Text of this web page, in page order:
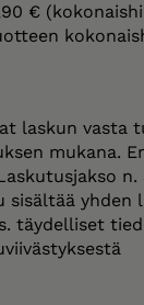
€
laskun vasta
mukana.
n.
sisältää yhden
täydelliset